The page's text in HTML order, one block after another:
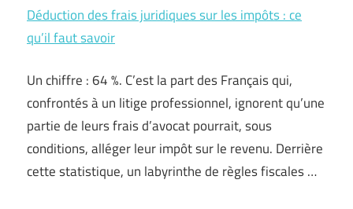
Déduction des frais juridiques sur les impôts : ce
qu’il faut savoir
Un chiffre : 64 %. C’est la part des Français qui,
confrontés à un litige professionnel, ignorent qu’une
partie de leurs frais d’avocat pourrait, sous
conditions, alléger leur impôt sur le revenu. Derrière
cette statistique, un labyrinthe de règles fiscales …